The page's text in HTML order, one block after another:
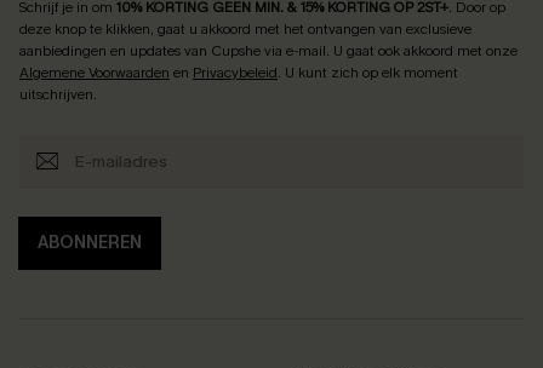
Schrijf je in om 10% KORTING GEEN MIN. & 15% KORTING OP 2ST+. Door op
deze knop te klikken, gaat u akkoord met het ontvangen van exclusieve
aanbiedingen en updates van Cupshe via e-mail. U gaat ook akkoord met onze
Algemene Voorwaarden en Privacybeleid. U kunt zich op elk moment
uitschrijven.
ABONNEREN